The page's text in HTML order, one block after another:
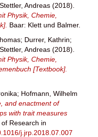
Stettler, Andreas (2018).
Physik, Chemie,
Baar: Klett und Balmer.
; Durrer, Kathrin;
Stettler, Andreas (2018).
Physik, Chemie,
[Textbook].
; Hofmann, Wilhelm
and enactment of
with trait measures
Research in
j.jrp.2018.07.007